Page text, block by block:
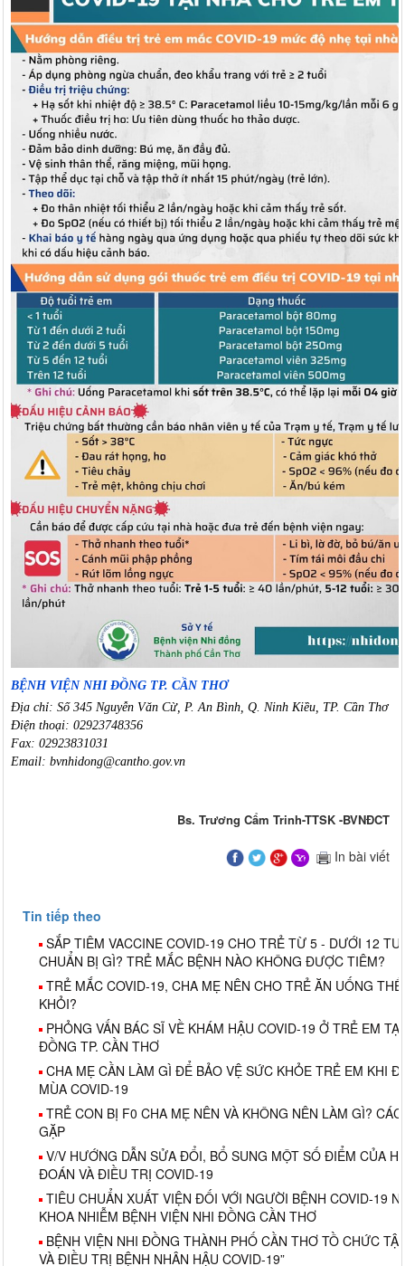
BỆNH VIỆN NHI ĐỒNG TP. CẦN THƠ
Địa chỉ: Số 345 Nguyễn Văn Cừ, P. An Bình, Q. Ninh Kiều, TP. Cần Thơ
Điện thoại: 02923748356
Fax: 02923831031
Email: bvnhidong@cantho.gov.vn
Bs. Trương Cẩm Trinh-TTSK -BVNĐCT
In bài viết
Tin tiếp theo
SẮP TIÊM VACCINE COVID-19 CHO TRẺ TỪ 5 - DƯỚI 12
CHUẨN BỊ GÌ? TRẺ MẮC BỆNH NÀO KHÔNG ĐƯỢC TIÊM?
TRẺ MẮC COVID-19, CHA MẸ NÊN CHO TRẺ ĂN UỐNG
KHỎI?
PHỎNG VẤN BÁC SĨ VỀ KHÁM HẬU COVID-19 Ở TRẺ EM
ĐỒNG TP. CẦN THƠ
CHA MẸ CẦN LÀM GÌ ĐỂ BẢO VỆ SỨC KHỎE TRẺ EM KHI
MÙA COVID-19
TRẺ CON BỊ F0 CHA MẸ NÊN VÀ KHÔNG NÊN LÀM GÌ?
GẶP
V/V HƯỚNG DẪN SỬA ĐỔI, BỔ SUNG MỘT SỐ ĐIỂM CỦA
ĐOÁN VÀ ĐIỀU TRỊ COVID-19
TIÊU CHUẨN XUẤT VIỆN ĐỐI VỚI NGƯỜI BỆNH COVID-19
KHOA NHIỄM BỆNH VIỆN NHI ĐỒNG CẦN THƠ
BỆNH VIỆN NHI ĐỒNG THÀNH PHỐ CẦN THƠ TỒ CHỨC
VÀ ĐIỀU TRỊ BỆNH NHÂN HẬU COVID-19”